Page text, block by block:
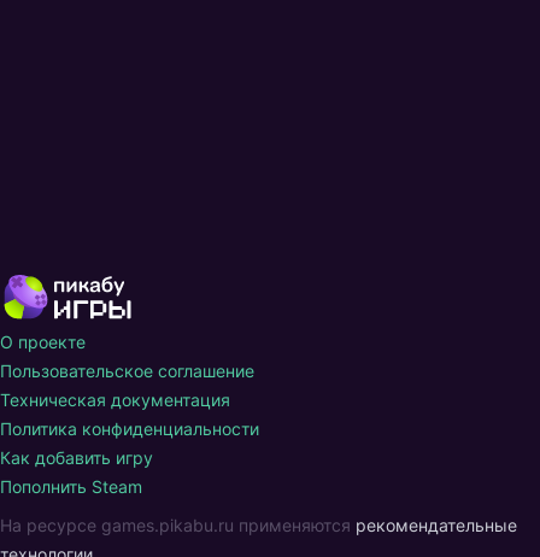
О проекте
Пользовательское соглашение
Техническая документация
Политика конфиденциальности
Как добавить игру
Пополнить Steam
На ресурсе games.pikabu.ru применяются рекомендательные